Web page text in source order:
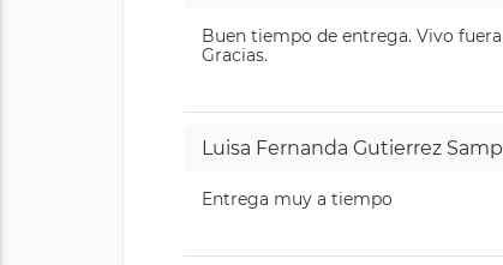
Buen tiempo de entrega. Vivo
Gracias.
Luisa Fernanda Gutierrez
Entrega muy a tiempo